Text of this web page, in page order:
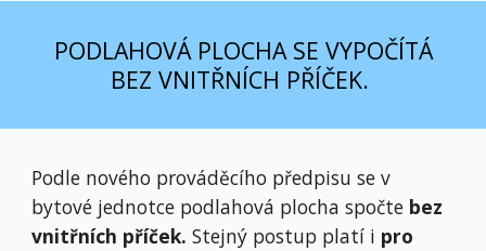
PODLAHOVÁ PLOCHA SE VYPOČÍTÁ
BEZ VNITŘNÍCH PŘÍČEK.
Podle nového prováděcího předpisu se v
bytové jednotce podlahová plocha spočte bez
vnitřních příček. Stejný postup platí i pro